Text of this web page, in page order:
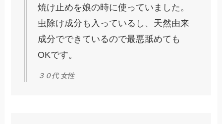
焼け止めを娘の時に使っていました。
虫除け成分も入っているし、天然由来
成分でできているので最悪舐めても
OKです。
３０代 女性